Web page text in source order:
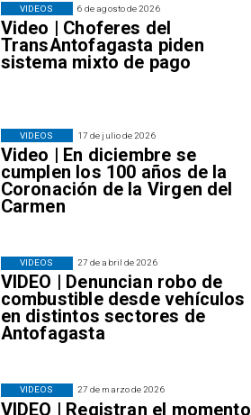
6 de agosto de 2026
Video | Choferes del
TransAntofagasta piden
sistema mixto de pago
VIDEOS
17 de julio de 2026
Video | En diciembre se
cumplen los 100 años de la
Coronación de la Virgen del
Carmen
VIDEOS
27 de abril de 2026
VIDEO | Denuncian robo de
combustible desde vehículos
en distintos sectores de
Antofagasta
VIDEOS
27 de marzo de 2026
VIDEO | Registran el momento
VIDEOS